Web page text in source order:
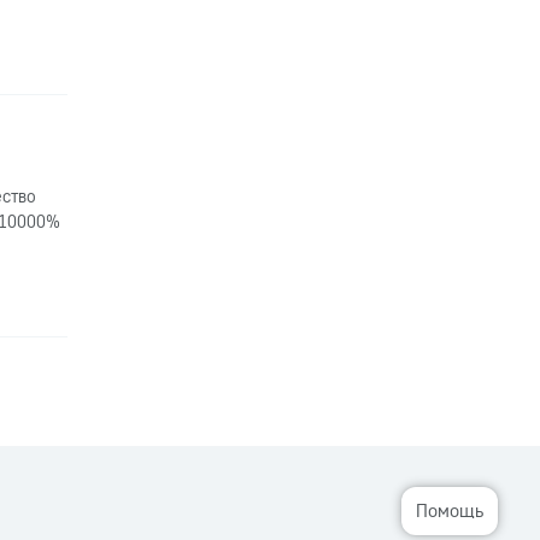
Помощь